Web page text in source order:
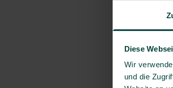
Diese
Wir
und die